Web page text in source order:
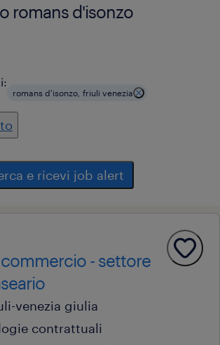
romans d'isonzo
romans d'isonzo, friuli venezia
e ricevi job alert
- settore
venezia giulia
contrattuali